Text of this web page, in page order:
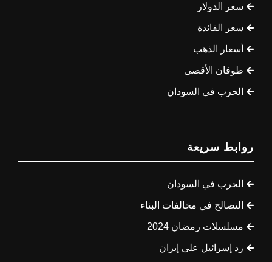
سعر الدولار
سعر الفائدة
أسعار الذهب
طوفان الأقصى
الحرب في السودان
روابط سريعة
الحرب في السودان
التصالح في مخالفات البناء
مسلسلات رمضان 2024
رد إسرائيل على إيران